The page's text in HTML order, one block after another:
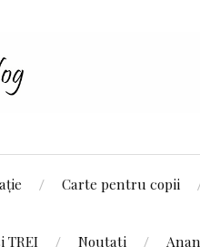
Carte pentru copii
TREI Noutati